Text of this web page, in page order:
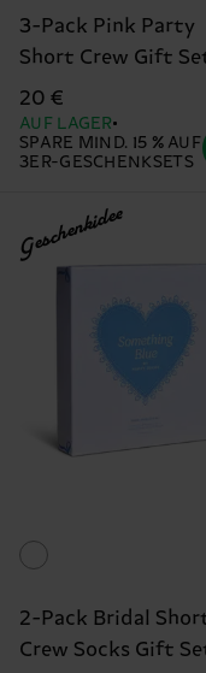
3-Pack Pink Party
Short Crew Gift
20 €
AUF LAGER
SPARE MIND. 15 % AUF
3ER-GESCHENKSETS
Geschenkidee
2-Pack Bridal
Crew Socks Gift